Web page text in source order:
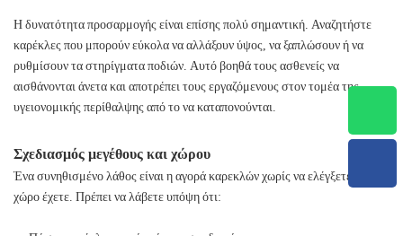
Η δυνατότητα προσαρμογής είναι επίσης πολύ σημαντική. Αναζητήστε
καρέκλες που μπορούν εύκολα να αλλάξουν ύψος, να ξαπλώσουν ή να
ρυθμίσουν τα στηρίγματα ποδιών. Αυτό βοηθά τους ασθενείς να
αισθάνονται άνετα και αποτρέπει τους εργαζόμενους στον τομέα της
υγειονομικής περίθαλψης από το να καταπονούνται.
Σχεδιασμός μεγέθους και χώρου
Ένα συνηθισμένο λάθος είναι η αγορά καρεκλών χωρίς να ελέγξετε πόσο
χώρο έχετε. Πρέπει να λάβετε υπόψη ότι: